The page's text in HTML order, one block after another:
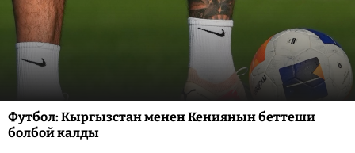
Футбол: Кыргызстан менен Кениянын беттеши
болбой калды